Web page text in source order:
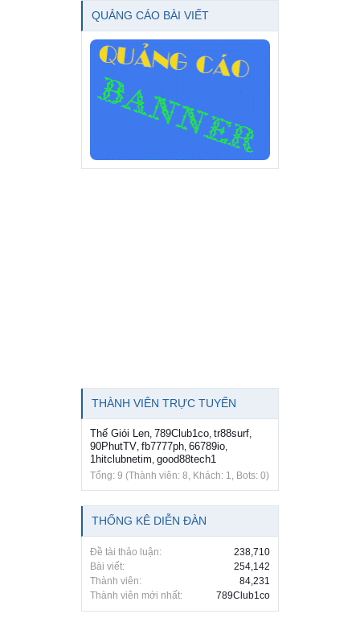
QUẢNG CÁO BÀI VIẾT
THÀNH VIÊN TRỰC TUYẾN
Thế Giói Len 789Club1co tr88surf
90PhutTV fb7777ph 66789io
1hitclubnetim good88tech1
Tổng: 9 (Thành viên: 8, Khách: 1, Bots: 0)
THỐNG KÊ DIỄN ĐÀN
Đề tài thảo luận:
238,710
Bài viết:
254,142
Thành viên:
84,231
Thành viên mới nhất:
789Club1co